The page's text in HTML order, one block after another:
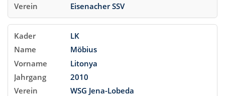
Eisenacher SSV
LK
Möbius
Litonya
2010
WSG Jena-Lobeda